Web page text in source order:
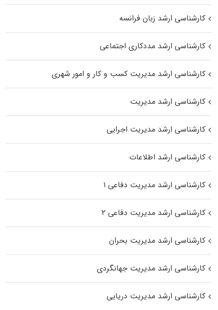
کارشناسی ارشد زبان فرانسه
کارشناسی ارشد مددکاری اجتماعی
کارشناسی ارشد مدیریت کسب و کار و امور شهری
کارشناسی ارشد مدیریت
کارشناسی ارشد مدیریت اجرایی
کارشناسی ارشد اطلاعات
کارشناسی ارشد مدیریت دفاعی ۱
کارشناسی ارشد مدیریت دفاعی ۲
کارشناسی ارشد مدیریت بحران
کارشناسی ارشد مدیریت جهانگردی
کارشناسی ارشد مدیریت دریایی